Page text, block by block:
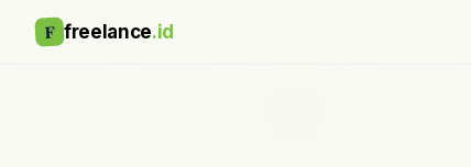
F freelance.id